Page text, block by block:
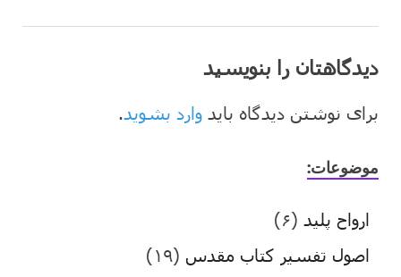
دیدگاهتان را بنویسید
برای نوشتن دیدگاه باید وارد بشوید.
موضوعات:
ارواح پلید (۶)
اصول تفسیر کتاب مقدس (۱۹)